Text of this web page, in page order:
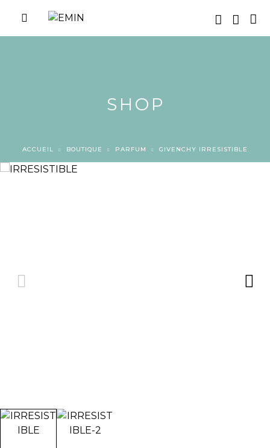
SHOP
ACCUEIL BOUTIQUE PARFUM GIVENCHY IRRESISTIBLE